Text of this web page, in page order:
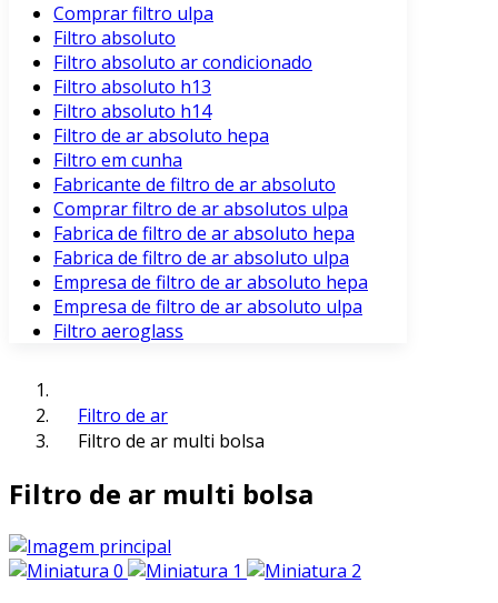
Comprar filtro ulpa
Filtro absoluto
Filtro absoluto ar condicionado
Filtro absoluto h13
Filtro absoluto h14
Filtro de ar absoluto hepa
Filtro em cunha
Fabricante de filtro de ar absoluto
Comprar filtro de ar absolutos ulpa
Fabrica de filtro de ar absoluto hepa
Fabrica de filtro de ar absoluto ulpa
Empresa de filtro de ar absoluto hepa
Empresa de filtro de ar absoluto ulpa
Filtro aeroglass
Filtro de ar
Filtro de ar multi bolsa
Filtro de ar multi bolsa